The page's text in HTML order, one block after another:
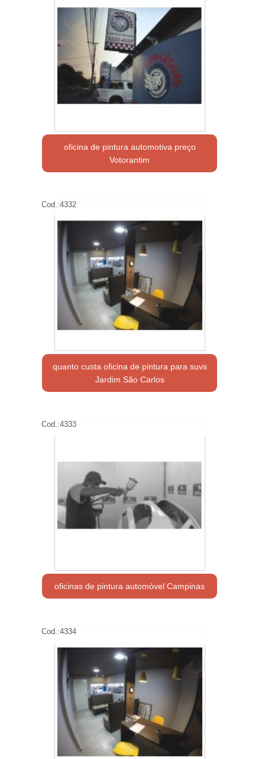
oficina de pintura automotiva preço
Votorantim
Cod.:4332
quanto custa oficina de pintura para suvs
Jardim São Carlos
Cod.:4333
oficinas de pintura automóvel Campinas
Cod.:4334